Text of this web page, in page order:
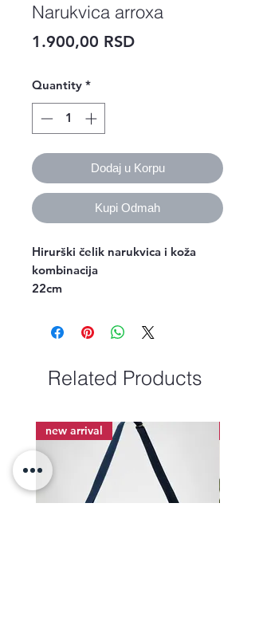
Narukvica arroxa
1.900,00 RSDPrice
Quantity *
Dodaj u Korpu
Kupi Odmah
Hirurški čelik narukvica i koža
kombinacija
22cm
Related Products
new arrival